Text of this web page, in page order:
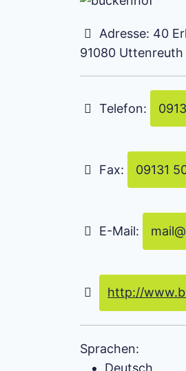
Adresse: 40
91080 Uttenreuth
Telefon:
Fax: 09131
E-Mail: mail@
http://
Sprachen:
Deutsch